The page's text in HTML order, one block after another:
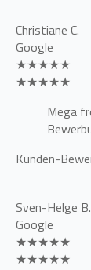
Christiane C.
Google
★★★★★
★★★★★
Mega
Kunden-
Sven-Helge B.
Google
★★★★★
★★★★★